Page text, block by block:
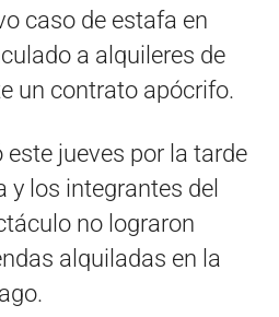
caso de estafa en
a alquileres de
un contrato apócrifo.
este jueves por la tarde
y los integrantes del
no lograron
alquiladas en la